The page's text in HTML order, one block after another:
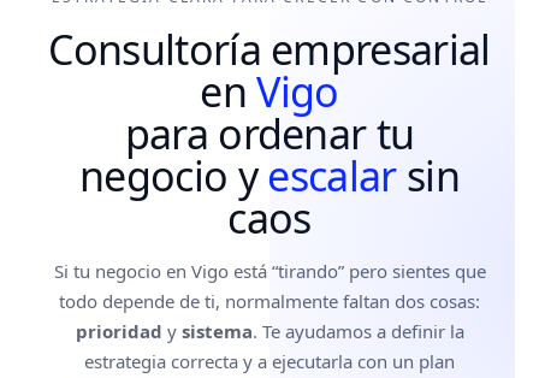
Consultoría empresarial
enVigo
para ordenar tu
negocio yescalarsin
caos
Si tu negocio en Vigo está “tirando” pero sientes que
todo depende de ti, normalmente faltan dos cosas:
prioridad y sistema. Te ayudamos a definir la
estrategia correcta y a ejecutarla con un plan